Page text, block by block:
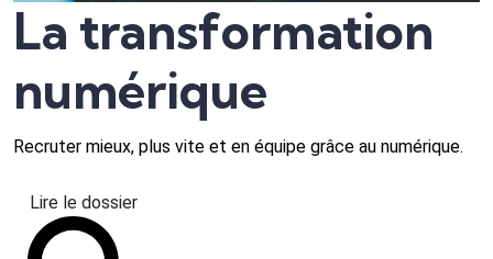
La transformation
numérique
Recruter mieux, plus vite et en équipe grâce au numérique.
Lire le dossier